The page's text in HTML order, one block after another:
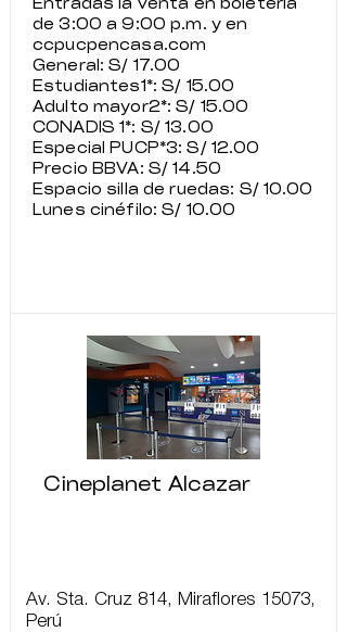
Entradas la venta en boletería
de 3:00 a 9:00 p.m. y en
ccpucpencasa.com
General: S/ 17.00
Estudiantes1*: S/ 15.00
Adulto mayor2*: S/ 15.00
CONADIS 1*: S/ 13.00
Especial PUCP*3: S/ 12.00
Precio BBVA: S/ 14.50
Espacio silla de ruedas: S/ 10.00
Lunes cinéfilo: S/ 10.00
Cineplanet Alcazar
Av. Sta. Cruz 814, Miraflores 15073,
Perú